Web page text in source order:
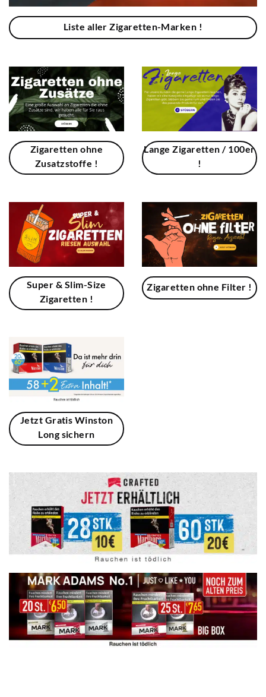
Liste aller Zigaretten-Marken !
Zigaretten ohne
Zusatzstoffe !
Lange Zigaretten / 100er
!
Super & Slim-Size
Zigaretten !
Zigaretten ohne Filter !
Jetzt Gratis Winston
Long sichern